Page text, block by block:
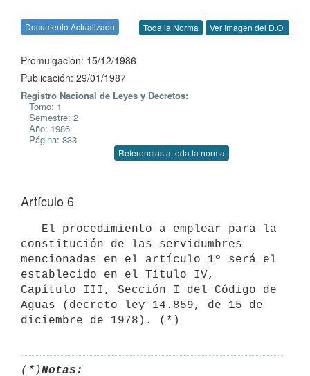
Documento Actualizado Toda la Norma Ver Imagen del D.O.
Promulgación: 15/12/1986
Publicación: 29/01/1987
Registro Nacional de Leyes y Decretos:
Tomo: 1
Semestre: 2
Año: 1986
Página: 833
Referencias a toda la norma
Artículo 6
constitución de las servidumbres
mencionadas en el artículo 1º será el
establecido en el Título IV,
Capítulo III, Sección I del Código de
Aguas (decreto ley 14.859, de 15 de
(*)Notas: